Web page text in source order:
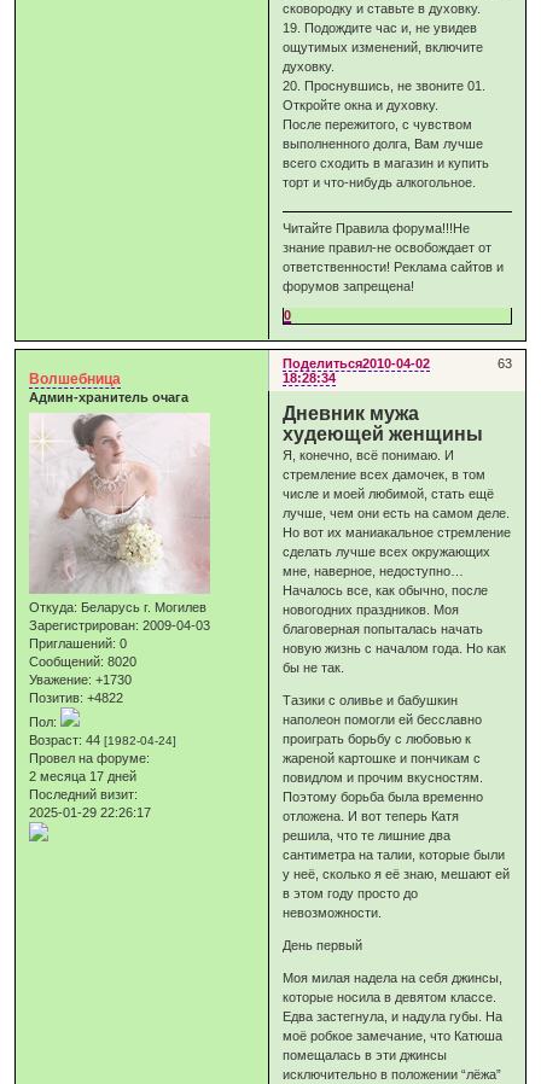
сковородку и ставьте в духовку.
19. Подождите час и, не увидев
ощутимых изменений, включите
духовку.
20. Проснувшись, не звоните 01.
Откройте окна и духовку.
После пережитого, с чувством
выполненного долга, Вам лучше
всего сходить в магазин и купить
торт и что-нибудь алкогольное.
Читайте Правила форума!!!Не
знание правил-не освобождает от
ответственности! Реклама сайтов и
форумов запрещена!
0
Поделиться 63
2010-04-02
18:28:34
Волшебница
Админ-хранитель очага
Откуда: Беларусь г. Могилев
Зарегистрирован: 2009-04-03
Приглашений: 0
Сообщений: 8020
Уважение: +1730
Позитив: +4822
Пол:
Возраст: 44[1982-04-24]
Провел на форуме:
2 месяца 17 дней
Последний визит:
2025-01-29 22:26:17
Дневник мужа
худеющей женщины
Я, конечно, всё понимаю. И
стремление всех дамочек, в том
числе и моей любимой, стать ещё
лучше, чем они есть на самом деле.
Но вот их маниакальное стремление
сделать лучше всех окружающих
мне, наверное, недоступно…
Началось все, как обычно, после
новогодних праздников. Моя
благоверная попыталась начать
новую жизнь с началом года. Но как
бы не так.
Тазики с оливье и бабушкин
наполеон помогли ей бесславно
проиграть борьбу с любовью к
жареной картошке и пончикам с
повидлом и прочим вкусностям.
Поэтому борьба была временно
отложена. И вот теперь Катя
решила, что те лишние два
сантиметра на талии, которые были
у неё, сколько я её знаю, мешают ей
в этом году просто до
невозможности.
День первый
Моя милая надела на себя джинсы,
которые носила в девятом классе.
Едва застегнула, и надула губы. На
моё робкое замечание, что Катюша
помещалась в эти джинсы
исключительно в положении “лёжа”